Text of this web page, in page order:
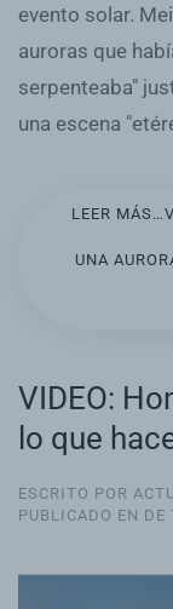
evento solar.
auroras que
serpenteaba"
una escena
LEER
UNA
VIDEO:
lo que
ESCRITO POR
PUBLICADO EN DE